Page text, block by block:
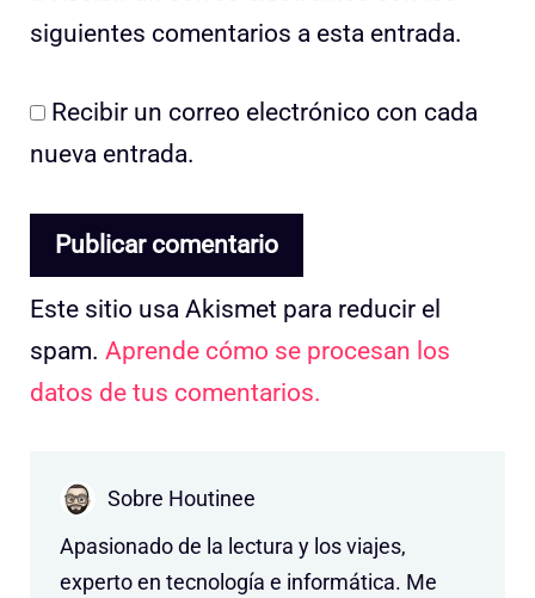
siguientes comentarios a esta entrada.
Recibir un correo electrónico con cada
nueva entrada.
Este sitio usa Akismet para reducir el
spam. Aprende cómo se procesan los
datos de tus comentarios.
Sobre Houtinee
Apasionado de la lectura y los viajes,
experto en tecnología e informática. Me